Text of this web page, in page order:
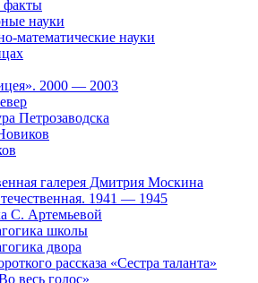
факты
науки
математические науки
2000 — 2003
Петрозаводска
галерея Дмитрия Москина
1941 — 1945
С. Артемьевой
школы
двора
рассказа «Сестра таланта»
весь голос»